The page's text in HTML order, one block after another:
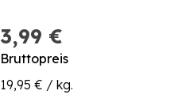
3,99 €
Bruttopreis
19,95 € / kg.